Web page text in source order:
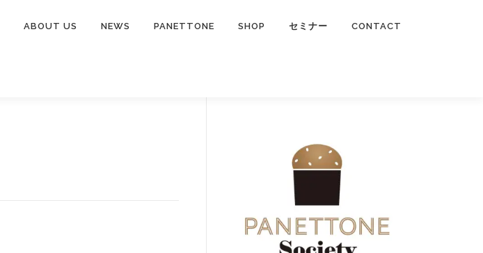
ABOUT US NEWS PANETTONE SHOP セミナー CONTACT